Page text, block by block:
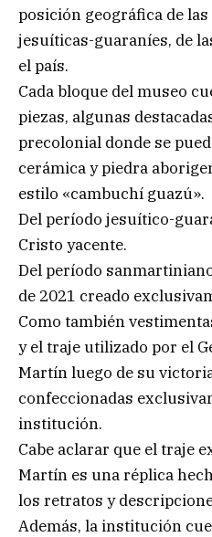
posición geográfica de
jesuíticas-guaraníes, de
el país.
Cada bloque del museo
piezas, algunas
precolonial donde se
cerámica y piedra
estilo «cambuchí guazú».
Del período jesuítico-
Cristo yacente.
Del período
de 2021 creado
Como también
y el traje utilizado por el
Martín luego de su
confeccionadas
institución.
Cabe aclarar que el traje
Martín es una réplica
los retratos y
Además, la institución